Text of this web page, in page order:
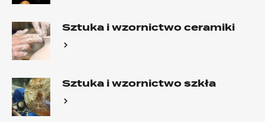
Sztuka i wzornictwo ceramiki
Sztuka i wzornictwo szkła